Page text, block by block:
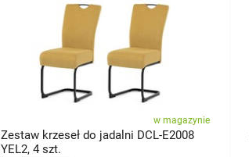
w magazynie
Zestaw krzeseł do jadalni DCL-E2008
YEL2, 4 szt.